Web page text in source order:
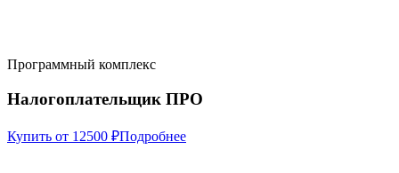
Программный комплекс
Налогоплательщик ПРО
Купить от 12500 ₽Подробнее